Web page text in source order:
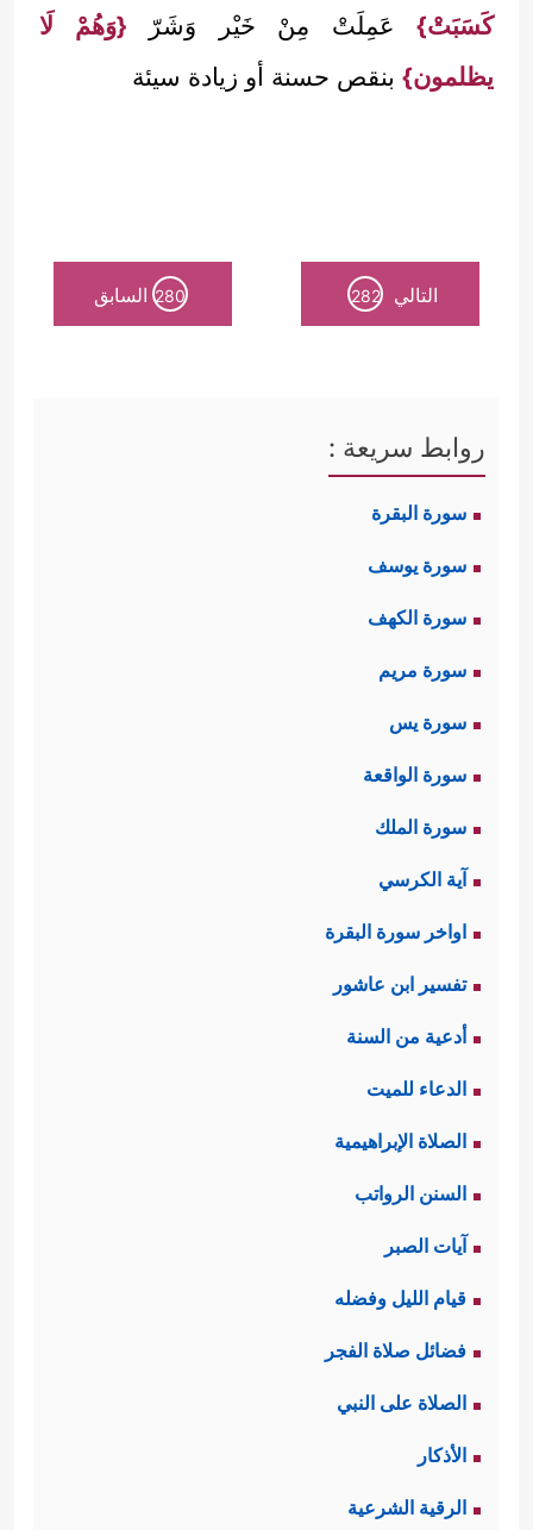
كَسَبَتْ} عَمِلَتْ مِنْ خَيْر وَشَرّ {وَهُمْ لَا
يظلمون} بنقص حسنة أو زيادة سيئة
التالي 282
280 السابق
روابط سريعة :
سورة البقرة
سورة يوسف
سورة الكهف
سورة مريم
سورة يس
سورة الواقعة
سورة الملك
آية الكرسي
اواخر سورة البقرة
تفسير ابن عاشور
أدعية من السنة
الدعاء للميت
الصلاة الإبراهيمية
السنن الرواتب
آيات الصبر
قيام الليل وفضله
فضائل صلاة الفجر
الصلاة على النبي
الأذكار
الرقية الشرعية